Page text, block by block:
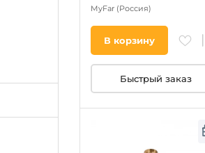
MyFar (Россия)
В корзину
Быстрый заказ